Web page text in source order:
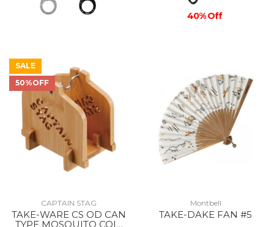
40% Off
SALE
50%OFF
CAPTAIN STAG
TAKE-WARE CS OD CAN
TYPE MOSQUITO COIL
Montbell
TAKE-DAKE FAN #5